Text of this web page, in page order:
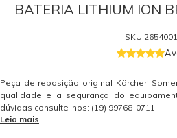
BATERIA LITHIUM ION
SKU
Peça de reposição original Kärcher.
qualidade e a segurança do
dúvidas consulte-nos: (19) 99768-0711.
Leia mais